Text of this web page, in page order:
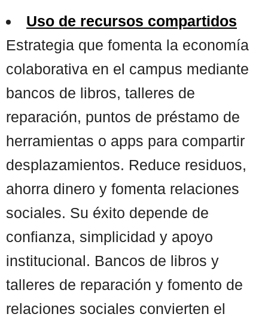
Uso de recursos compartidos
Estrategia que fomenta la economía
colaborativa en el campus mediante
bancos de libros, talleres de
reparación, puntos de préstamo de
herramientas o apps para compartir
desplazamientos. Reduce residuos,
ahorra dinero y fomenta relaciones
sociales. Su éxito depende de
confianza, simplicidad y apoyo
institucional. Bancos de libros y
talleres de reparación y fomento de
relaciones sociales convierten el